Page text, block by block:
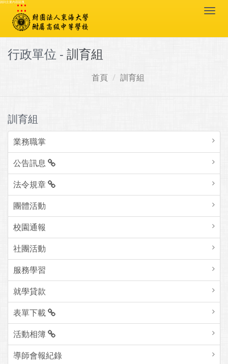
跳到主要內容區塊
:::
行政單位 - 訓育組
首頁 訓育組
訓育組
業務職掌
公告訊息
法令規章
團體活動
校園通報
社團活動
服務學習
就學貸款
表單下載
活動相簿
導師會報紀錄